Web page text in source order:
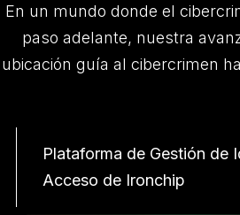
En un mundo donde el
paso adelante, nuestra
ubicación guía al cibercrimen
Plataforma de Gestión de
Acceso de Ironchip